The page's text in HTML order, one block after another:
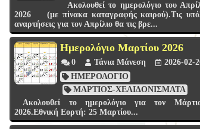
Ακολουθεί το ημερολόγιο του
2026 (με πίνακα καταγραφής καιρού).Τις
αναρτήσεις για τον Απρίλιο θα τις βρε...
Ημερολόγιο Μαρτίου 2026
0 Τάνια Μάνεση
2026-02-
ΗΜΕΡΟΛΟΓΙΟ
ΜΑΡΤΙΟΣ-ΧΕΛΙΔΟΝΙΣΜΑΤΑ
Ακολουθεί το ημερολόγιο για τον
2026.Εθνική Εορτή: 25 Μαρτίου...